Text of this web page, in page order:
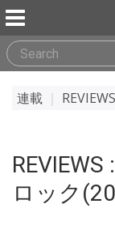
連載
REVIEWS
ロック